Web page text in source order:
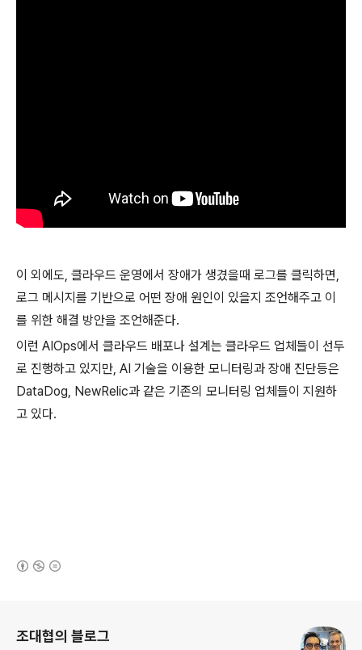
이 외에도, 클라우드 운영에서 장애가 생겼을때 로그를 클릭하면,
로그 메시지를 기반으로 어떤 장애 원인이 있을지 조언해주고 이
를 위한 해결 방안을 조언해준다.
이런 AIOps에서 클라우드 배포나 설계는 클라우드 업체들이 선두
로 진행하고 있지만, AI 기술을 이용한 모니터링과 장애 진단등은
DataDog, NewRelic과 같은 기존의 모니터링 업체들이 지원하
고 있다.
조대협의 블로그